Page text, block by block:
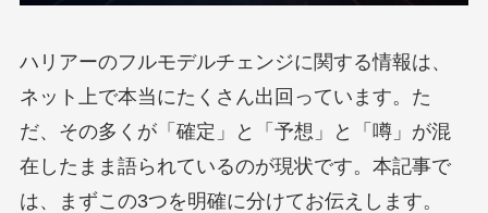
ハリアーのフルモデルチェンジに関する情報は、
ネット上で本当にたくさん出回っています。た
だ、その多くが「確定」と「予想」と「噂」が混
在したまま語られているのが現状です。本記事で
は、まずこの3つを明確に分けてお伝えします。